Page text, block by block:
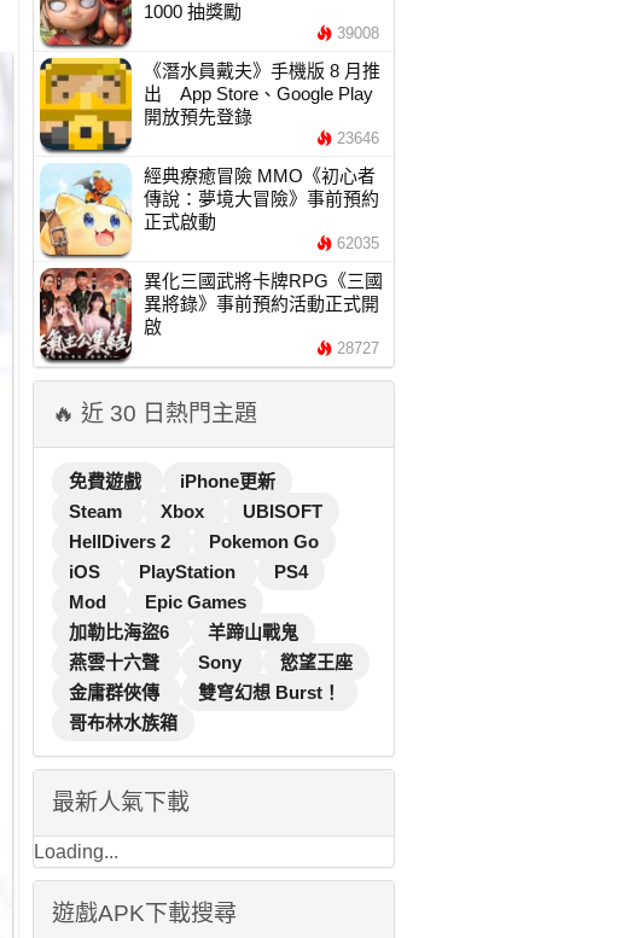
1000 抽獎勵
39008
《潛水員戴夫》手機版 8 月推
出 App Store、Google Play
開放預先登錄
23646
經典療癒冒險 MMO《初心者
傳說：夢境大冒險》事前預約
正式啟動
62035
異化三國武將卡牌RPG《三國
異將錄》事前預約活動正式開
啟
28727
🔥 近 30 日熱門主題
免費遊戲
iPhone更新
Steam
Xbox
UBISOFT
HellDivers 2
Pokemon Go
iOS
PlayStation
PS4
Mod
Epic Games
加勒比海盜6
羊蹄山戰鬼
燕雲十六聲
Sony
慾望王座
金庸群俠傳
雙穹幻想 Burst！
哥布林水族箱
最新人氣下載
Loading...
遊戲APK下載搜尋